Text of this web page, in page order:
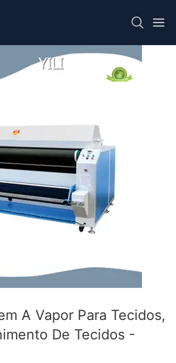
A Vapor Para Tecidos,
De Tecidos -